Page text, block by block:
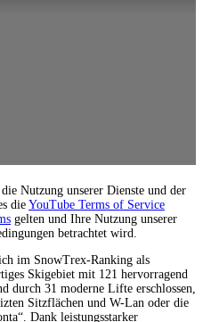
Nutzung unserer Dienste und der
die YouTube Terms of Service
gelten und Ihre Nutzung unserer
betrachtet wird.
im SnowTrex-Ranking als
Skigebiet mit 121 hervorragend
durch 31 moderne Lifte erschlossen,
Sitzflächen und W-Lan oder die
Dank leistungsstarker